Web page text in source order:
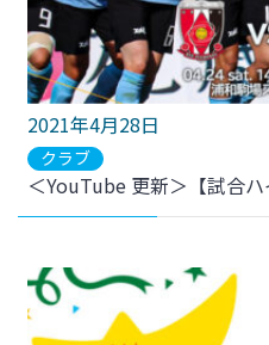
2021年4月28日
クラブ